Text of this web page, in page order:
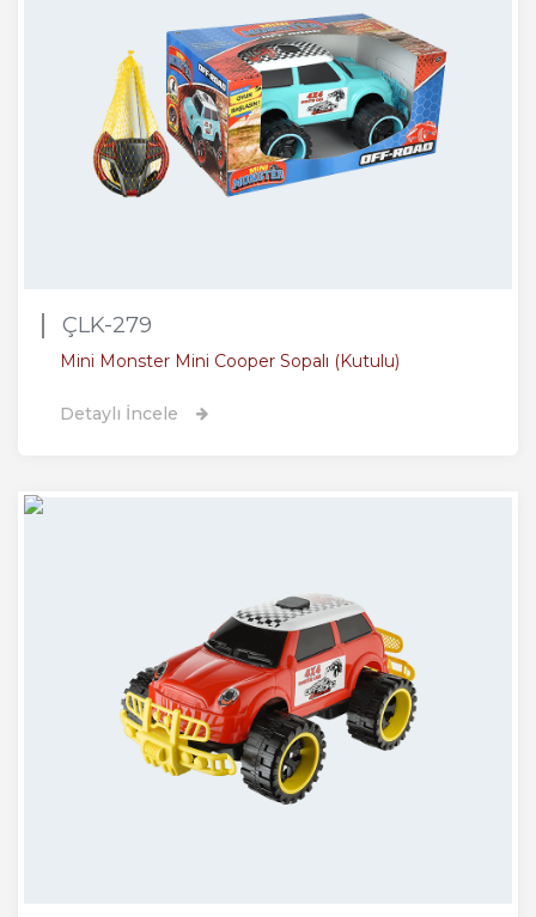
ÇLK-279
Mini Monster Mini Cooper Sopalı (Kutulu)
Detaylı İncele